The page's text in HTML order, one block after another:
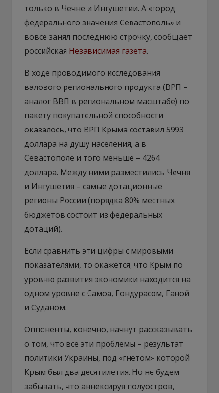
только в Чечне и Ингушетии. А «город
федерального значения Севастополь» и
вовсе занял последнюю строчку, сообщает
российская Независимая газета.
​В ходе проводимого исследования
валового регионального продукта (ВРП –
аналог ВВП в региональном масштабе) по
пакету покупательной способности
оказалось, что ВРП Крыма составил 5993
доллара на душу населения, а в
Севастополе и того меньше – 4264
доллара. Между ними разместились Чечня
и Ингушетия – самые дотационные
регионы России (порядка 80% местных
бюджетов состоит из федеральных
дотаций).
Если сравнить эти цифры с мировыми
показателями, то окажется, что Крым по
уровню развития экономики находится на
одном уровне с Самоа, Гондурасом, Ганой
и Суданом.
Оппоненты, конечно, начнут рассказывать
о том, что все эти проблемы – результат
политики Украины, под «гнетом» которой
Крым был два десятилетия. Но не будем
забывать, что аннексируя полуостров,